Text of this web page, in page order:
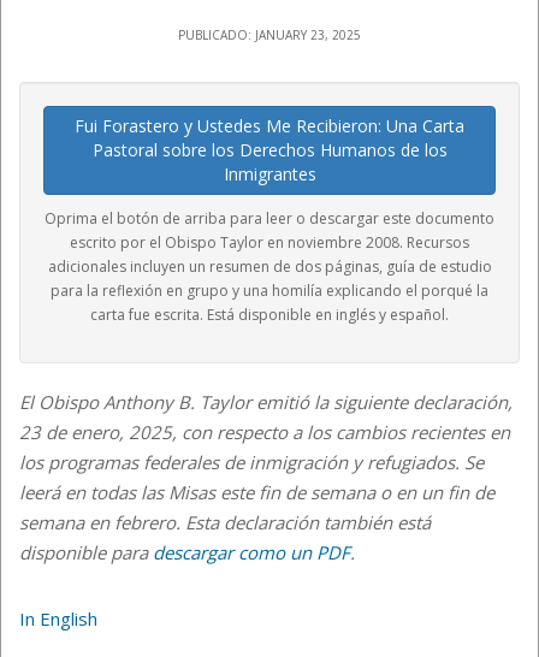
PUBLICADO: JANUARY 23, 2025
Fui Forastero y Ustedes Me Recibieron: Una Carta
Pastoral sobre los Derechos Humanos de los
Inmigrantes
Oprima el botón de arriba para leer o descargar este documento
escrito por el Obispo Taylor en noviembre 2008. Recursos
adicionales incluyen un resumen de dos páginas, guía de estudio
para la reflexión en grupo y una homilía explicando el porqué la
carta fue escrita. Está disponible en inglés y español.
El Obispo Anthony B. Taylor emitió la siguiente declaración,
23 de enero, 2025, con respecto a los cambios recientes en
los programas federales de inmigración y refugiados. Se
leerá en todas las Misas este fin de semana o en un fin de
semana en febrero. Esta declaración también está
disponible para descargar como un PDF.
In English